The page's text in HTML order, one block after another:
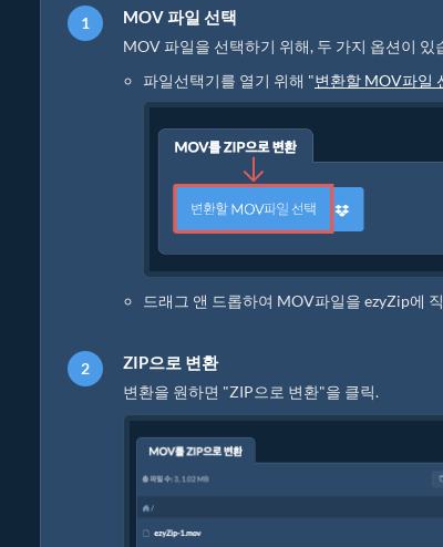
MOV 파일 선택
MOV 파일을 선택하기 위해, 두 가지 옵션이 있
파일선택기를 열기 위해 "변환할 MOV파일
드래그 앤 드롭하여 MOV파일을 ezyZip에
ZIP으로 변환
변환을 원하면 "ZIP으로 변환"을 클릭.